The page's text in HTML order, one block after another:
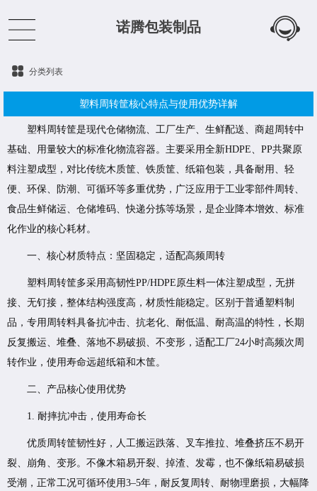
诺腾包装制品
分类列表
塑料周转筐核心特点与使用优势详解
塑料周转筐是现代仓储物流、工厂生产、生鲜配送、商超周转中
基础、用量较大的标准化物流容器。主要采用全新HDPE、PP共聚原
料注塑成型，对比传统木质筐、铁质筐、纸箱包装，具备耐用、轻
便、环保、防潮、可循环等多重优势，广泛应用于工业零部件周转、
食品生鲜储运、仓储堆码、快递分拣等场景，是企业降本增效、标准
化作业的核心耗材。
一、核心材质特点：坚固稳定，适配高频周转
塑料周转筐多采用高韧性PP/HDPE原生料一体注塑成型，无拼
接、无钉接，整体结构强度高，材质性能稳定。区别于普通塑料制
品，专用周转料具备抗冲击、抗老化、耐低温、耐高温的特性，长期
反复搬运、堆叠、落地不易破损、不变形，适配工厂24小时高频次周
转作业，使用寿命远超纸箱和木筐。
二、产品核心使用优势
1. 耐摔抗冲击，使用寿命长
优质周转筐韧性好，人工搬运跌落、叉车推拉、堆叠挤压不易开
裂、崩角、变形。不像木箱易开裂、掉渣、发霉，也不像纸箱易破损
受潮，正常工况可循环使用3–5年，耐反复周转、耐物理磨损，大幅降